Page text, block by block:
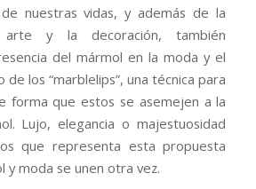
nuestras vidas, y además de la
arte y la decoración, también
del mármol en la moda y el
de los “marblelips”, una técnica para
forma que estos se asemejen a la
Lujo, elegancia o majestuosidad
que representa esta propuesta
y moda se unen otra vez.